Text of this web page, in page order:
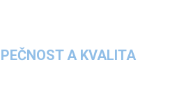
A KVALITA